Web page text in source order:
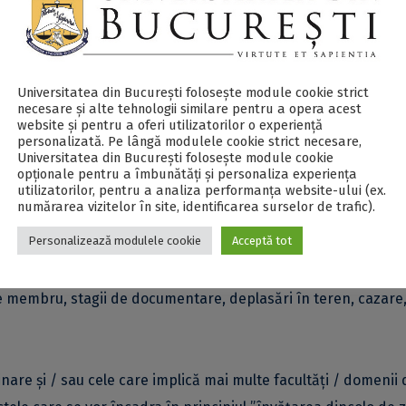
5 mai 2023, la adresa de e-mail
include cel puțin următoarele elemente: programul de
/ obiectivele, descrierea metodologiilor de lucru
pedagogice inovative la nivelul studenților, precum și
categorii de cheltuieli: participări la manifestări
stagii de documentare, deplasări în teren, cazare,
și / sau cele care implică mai multe facultăți / domenii
Universitatea din București folosește module cookie strict
necesare și alte tehnologii similare pentru a opera acest
website și pentru a oferi utilizatorilor o experiență
personalizată. Pe lângă modulele cookie strict necesare,
Universitatea din București folosește module cookie
opționale pentru a îmbunătăți și personaliza experiența
utilizatorilor, pentru a analiza performanța website-ului (ex.
numărarea vizitelor în site, identificarea surselor de trafic).
Personalizează modulele cookie Acceptă tot